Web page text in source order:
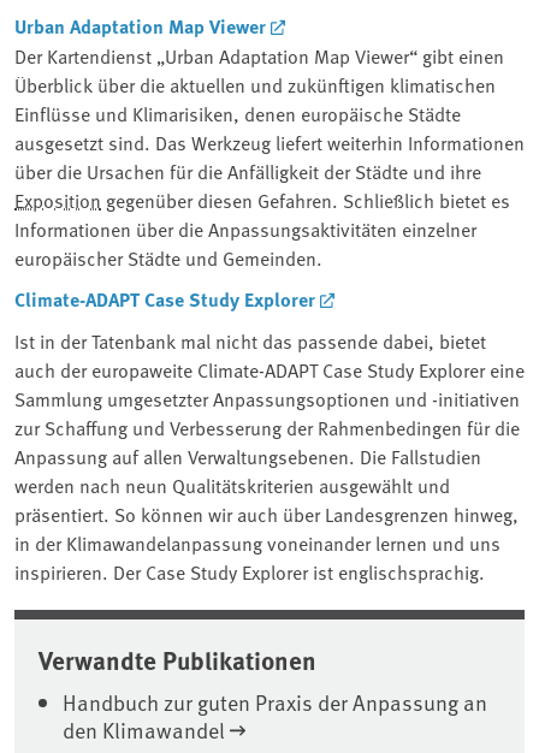
Urban Adaptation Map Viewer
Der Kartendienst „Urban Adaptation Map Viewer“ gibt einen
Überblick über die aktuellen und zukünftigen klimatischen
Einflüsse und Klimarisiken, denen europäische Städte
ausgesetzt sind. Das Werkzeug liefert weiterhin Informationen
über die Ursachen für die Anfälligkeit der Städte und ihre
Exposition gegenüber diesen Gefahren. Schließlich bietet es
Informationen über die Anpassungsaktivitäten einzelner
europäischer Städte und Gemeinden.
Climate-ADAPT Case Study Explorer
Ist in der Tatenbank mal nicht das passende dabei, bietet
auch der europaweite Climate-ADAPT Case Study Explorer eine
Sammlung umgesetzter Anpassungsoptionen und -initiativen
zur Schaffung und Verbesserung der Rahmenbedingen für die
Anpassung auf allen Verwaltungsebenen. Die Fallstudien
werden nach neun Qualitätskriterien ausgewählt und
präsentiert. So können wir auch über Landesgrenzen hinweg,
in der Klimawandelanpassung voneinander lernen und uns
inspirieren. Der Case Study Explorer ist englischsprachig.
Verwandte Publikationen
Handbuch zur guten Praxis der Anpassung an
den Klimawandel